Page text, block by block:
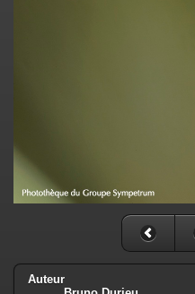
Auteur